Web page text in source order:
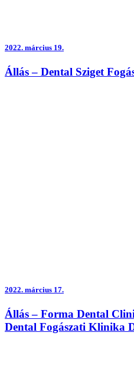
2022. március 19.
Állás – Dental Sziget
2022. március 17.
Állás – Forma Dental
Dental Fogászati Klinika